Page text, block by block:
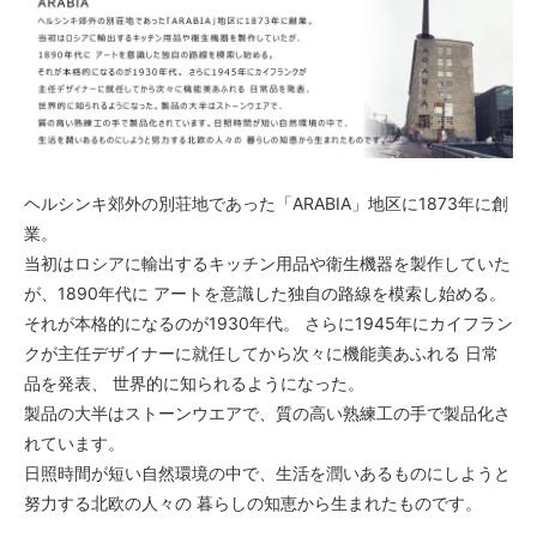
ヘルシンキ郊外の別荘地であった「ARABIA」地区に1873年に創
業。
当初はロシアに輸出するキッチン用品や衛生機器を製作していた
が、1890年代に アートを意識した独自の路線を模索し始める。
それが本格的になるのが1930年代。 さらに1945年にカイフラン
クが主任デザイナーに就任してから次々に機能美あふれる 日常
品を発表、 世界的に知られるようになった。
製品の大半はストーンウエアで、質の高い熟練工の手で製品化さ
れています。
日照時間が短い自然環境の中で、生活を潤いあるものにしようと
努力する北欧の人々の 暮らしの知恵から生まれたものです。